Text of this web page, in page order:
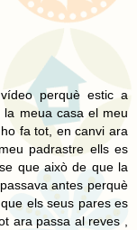
perquè estic a
meua casa el meu
fa tot, en canvi ara
padrastre ells es
que això de que la
antes perquè
els seus pares es
ara passa al reves ,